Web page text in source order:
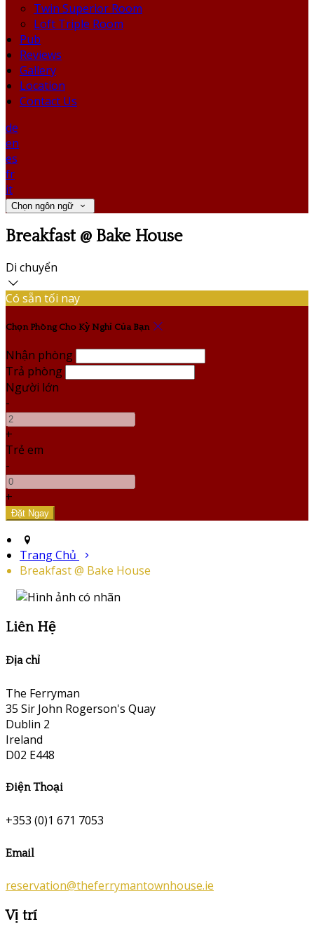
Twin Superior Room
Loft Triple Room
Pub
Reviews
Gallery
Location
Contact Us
de
en
es
fr
it
Chọn ngôn ngữ
Breakfast @ Bake House
Di chuyển
Có sẵn tối nay
Chọn Phòng Cho Kỳ Nghỉ Của Bạn
Nhận phòng
Trả phòng
Người lớn
-
+
Trẻ em
-
+
Trang Chủ
Breakfast @ Bake House
Liên Hệ
Địa chỉ
The Ferryman
35 Sir John Rogerson's Quay
Dublin 2
Ireland
D02 E448
Điện Thoại
+353 (0)1 671 7053
Email
reservation@theferrymantownhouse.ie
Vị trí